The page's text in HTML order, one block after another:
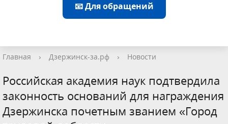
📧 Для обращений
Главная › Дзержинск-за.рф › Новости
Российская академия наук подтвердила
законность оснований для награждения
Дзержинска почетным званием «Город